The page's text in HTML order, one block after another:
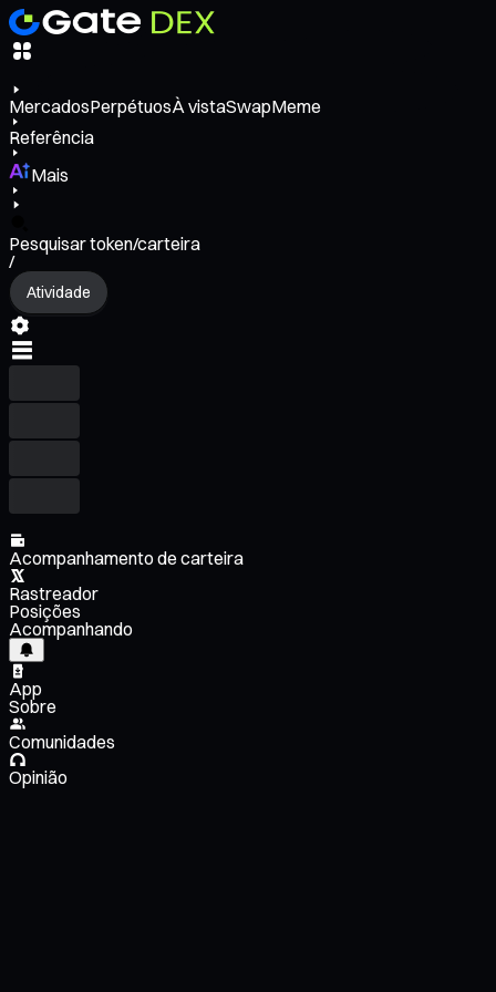
MercadosPerpétuosÀ vistaSwapMeme
Referência
Mais
Pesquisar token/carteira
/
Atividade
Acompanhamento de carteira
Rastreador
Posições
Acompanhando
App
Sobre
Comunidades
Opinião